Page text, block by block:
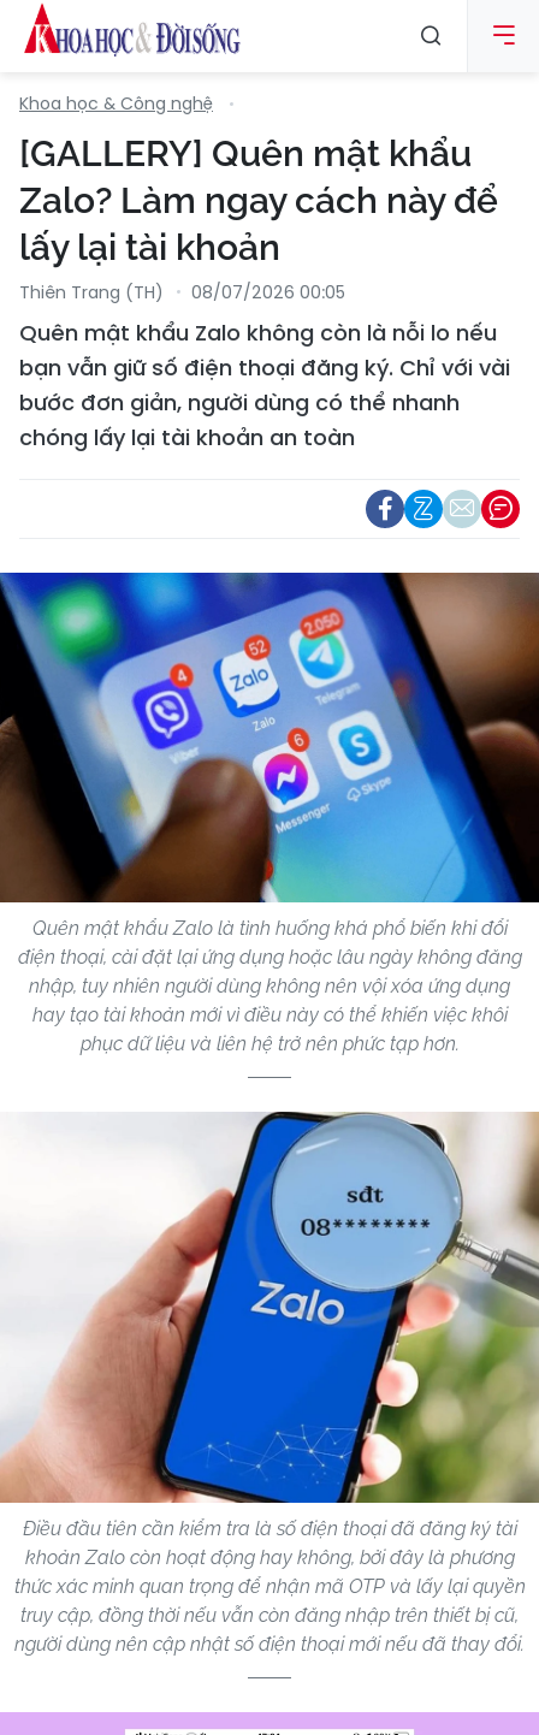
Khoa học & Công nghệ
[GALLERY] Quên mật khẩu
Zalo? Làm ngay cách này để
lấy lại tài khoản
Thiên Trang (TH) 08/07/2026 00:05
Quên mật khẩu Zalo không còn là nỗi lo nếu
bạn vẫn giữ số điện thoại đăng ký. Chỉ với vài
bước đơn giản, người dùng có thể nhanh
chóng lấy lại tài khoản an toàn
Quên mật khẩu Zalo là tình huống khá phổ biến khi đổi
điện thoại, cài đặt lại ứng dụng hoặc lâu ngày không đăng
nhập, tuy nhiên người dùng không nên vội xóa ứng dụng
hay tạo tài khoản mới vì điều này có thể khiến việc khôi
phục dữ liệu và liên hệ trở nên phức tạp hơn.
Điều đầu tiên cần kiểm tra là số điện thoại đã đăng ký tài
khoản Zalo còn hoạt động hay không, bởi đây là phương
thức xác minh quan trọng để nhận mã OTP và lấy lại quyền
truy cập, đồng thời nếu vẫn còn đăng nhập trên thiết bị cũ,
người dùng nên cập nhật số điện thoại mới nếu đã thay đổi.